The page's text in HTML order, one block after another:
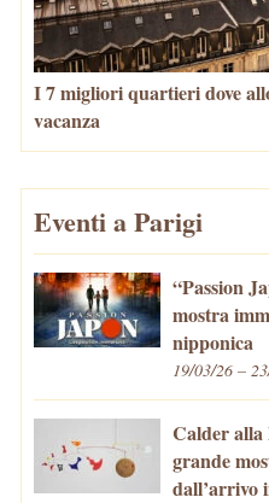
I 7 migliori quartieri dove
vacanza
Eventi a Parigi
“Passion
mostra
nipponica
19/03/26 –
Calder
grande
dall’arrivo